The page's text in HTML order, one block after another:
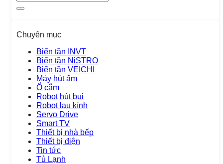
Chuyên mục
Biến tần INVT
Biến tần NiSTRO
Biến tần VEICHI
Máy hút ẩm
Ổ cắm
Robot hút bụi
Robot lau kính
Servo Drive
Smart TV
Thiết bị nhà bếp
Thiết bị điện
Tin tức
Tủ Lạnh